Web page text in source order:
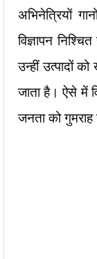
अभिनेत्रियों
विज्ञापन
उन्हीं उत्पादों
जाता है। ऐसे में
जनता को